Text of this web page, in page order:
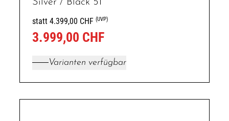
statt 4.399,00 CHF(UVP)
3.999,00 CHF
Varianten verfügbar